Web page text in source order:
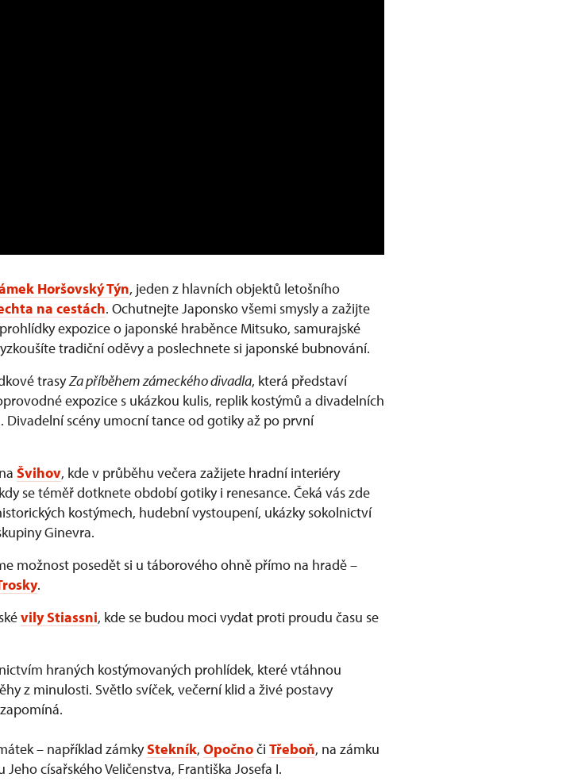
Horšovský Týn, jeden z hlavních objektů letošního
na cestách. Ochutnejte Japonsko všemi smysly a zažijte
expozice o japonské hraběnce Mitsuko, samurajské
tradiční oděvy a poslechnete si japonské bubnování.
trasyZa příběhem zámeckého divadla, která představí
expozice s ukázkou kulis, replik kostýmů a divadelních
scény umocní tance od gotiky až po první
Švihov, kde v průběhu večera zažijete hradní interiéry
se téměř dotknete období gotiky i renesance. Čeká vás zde
kostýmech, hudební vystoupení, ukázky sokolnictví
Ginevra.
možnost posedět si u táborového ohně přímo na hradě –
.
vily Stiassni, kde se budou moci vydat proti proudu času se
hraných kostýmovaných prohlídek, které vtáhnou
z minulosti. Světlo svíček, večerní klid a živé postavy
– například zámkyStekník, Opočnoči Třeboň, na zámku
císařského Veličenstva, Františka Josefa I.